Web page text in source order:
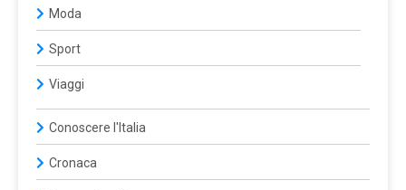
Moda
Sport
Viaggi
Conoscere l'Italia
Cronaca